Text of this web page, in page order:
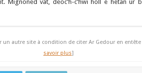
Mignoned vat, deoc’h-c’hwi holl e hetan ur
covid qui nous a déjà empêchés l’an dernier
tous les ans nous retrouver. Ce n’est
un autre site à condition de citer Ar Gedour en
savoir plus]